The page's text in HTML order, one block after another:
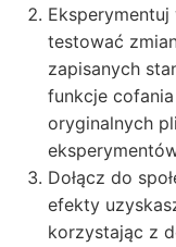
testować
zapisanych
funkcje
oryginalnych
Dołącz do
efekty
korzystając z